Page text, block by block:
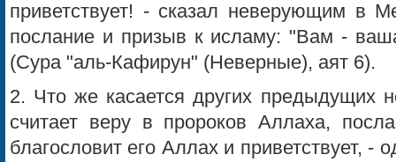
приветствует! - сказал неверующим в
послание и призыв к исламу: "Вам -
(Сура "аль-Кафирун" (Неверные), аят 6).
2. Что же касается других предыдущих
считает веру в пророков Аллаха,
благословит его Аллах и приветствует, -